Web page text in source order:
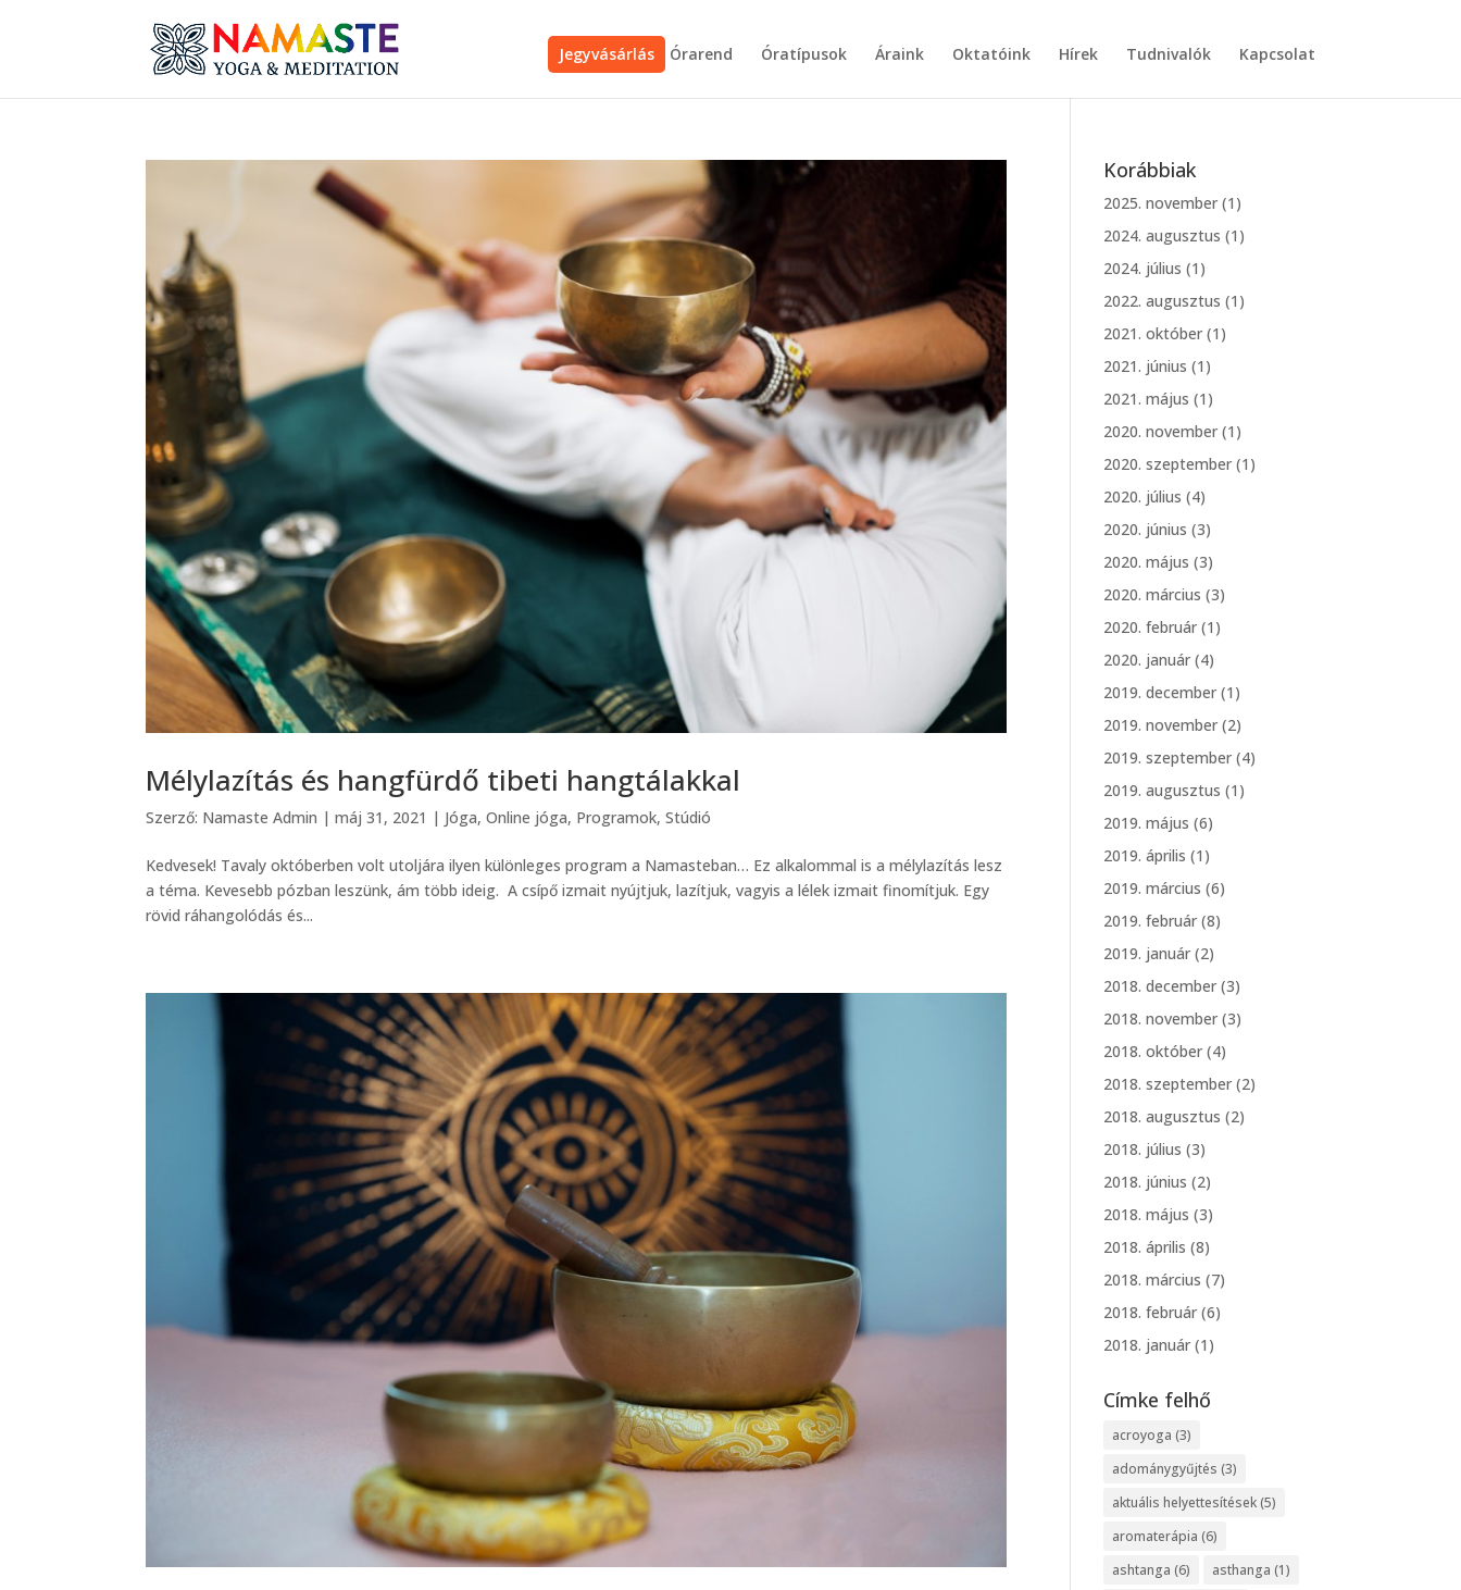
Jegyvásárlás Órarend Óratípusok Áraink Oktatóink Hírek Tudnivalók Kapcsolat
Mélylazítás és hangfürdő tibeti hangtálakkal
Szerző: Namaste Admin |máj 31, 2021 | Jóga,Online jóga, Programok,Stúdió
Kedvesek! Tavaly októberben volt utoljára ilyen különleges program a Namasteban… Ez alkalommal is a mélylazítás lesz
a téma. Kevesebb pózban leszünk, ám több ideig. A csípő izmait nyújtjuk, lazítjuk, vagyis a lélek izmait finomítjuk. Egy
rövid ráhangolódás és...
Korábbiak
2025. november (1)
2024. augusztus (1)
2024. július (1)
2022. augusztus (1)
2021. október (1)
2021. június (1)
2021. május (1)
2020. november (1)
2020. szeptember (1)
2020. július (4)
2020. június (3)
2020. május (3)
2020. március (3)
2020. február (1)
2020. január (4)
2019. december (1)
2019. november (2)
2019. szeptember (4)
2019. augusztus (1)
2019. május (6)
2019. április (1)
2019. március (6)
2019. február (8)
2019. január (2)
2018. december (3)
2018. november (3)
2018. október (4)
2018. szeptember (2)
2018. augusztus (2)
2018. július (3)
2018. június (2)
2018. május (3)
2018. április (8)
2018. március (7)
2018. február (6)
2018. január (1)
Címke felhő
acroyoga (3)
adománygyűjtés (3)
aktuális helyettesítések (5)
aromaterápia (6)
ashtanga (6) asthanga (1)